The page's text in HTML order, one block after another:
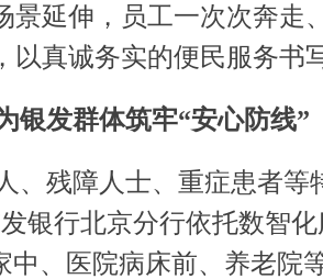
景延伸，员工一次次奔走
以真诚务实的便民服务书
银发群体筑牢“安心防线”
、残障人士、重症患者等
银行北京分行依托数智
中、医院病床前、养老院